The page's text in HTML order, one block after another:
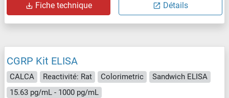
Fiche technique Détails
CGRP Kit ELISA
CALCA Reactivité: Rat Colorimetric
Sandwich ELISA
15.63 pg/mL - 1000 pg/mL